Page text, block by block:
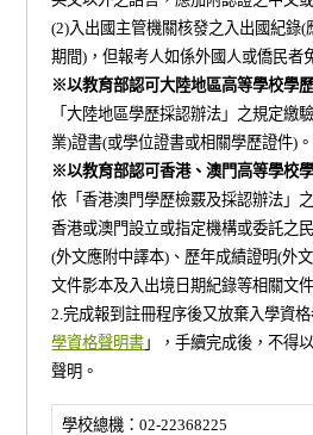
(2)入出國主管機關核發之入出國紀錄
期間)，但報考人如係外國人或僑民者
※以教育部認可大陸地區高等學校學
「大陸地區學歷採認辦法」之規定繳
業)證書(或學位證書或相關學歷證件)。
※以教育部認可香港、澳門高等學校
依「香港澳門學歷檢覈及採認辦法」
香港或澳門設立或指定機構或委託之
(外文應附中譯本)、歷年成績證明(外
文件影本及入出境日期紀錄等相關文件
2.完成報到註冊程序後又放棄入學資
學資格聲明書 」，手續完成後，不得
聲明。
學校總機：02-22368225